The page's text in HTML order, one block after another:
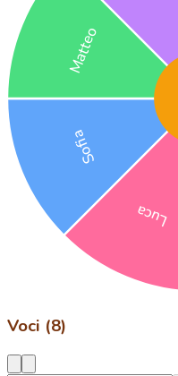
Luca
Sofia
Matteo
Voci (8)